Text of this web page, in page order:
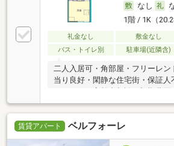
なし
1階 / 1K（
礼金なし 敷金なし
バス・トイレ別
駐車場(近隣含)
二人入居可・角部屋・フリーレン
当り良好・閑静な住宅街・保証人
賃貸アパート ベルフォーレ